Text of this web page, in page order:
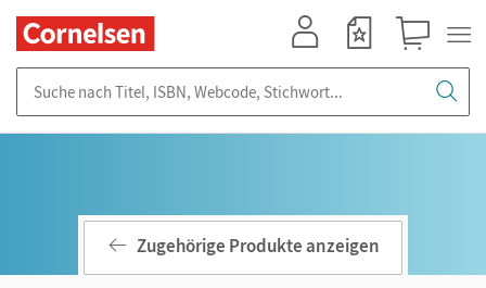
Zugehörige Produkte anzeigen